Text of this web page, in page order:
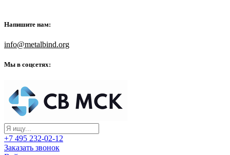
Напишите нам:
info@metalbind.org
Мы в соцсетях:
+7 495 232-02-12
Заказать звонок